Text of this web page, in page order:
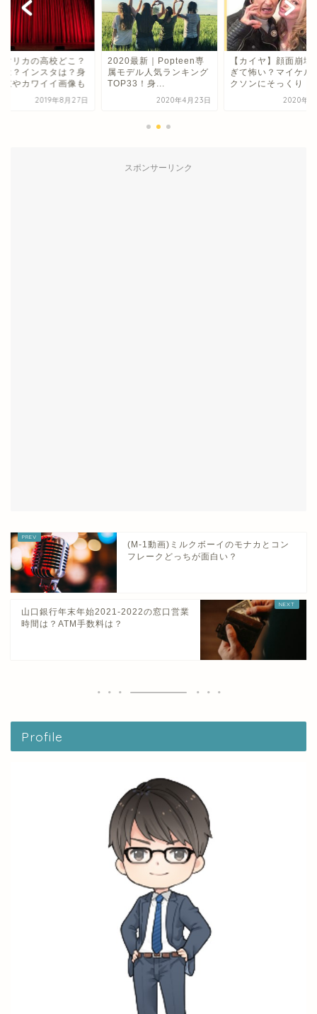
マリカの高校どこ？
は？インスタは？身
重やカワイイ画像も
2019年8月27日
2020最新｜Popteen専
属モデル人気ランキング
TOP33！身...
2020年4月23日
【カイヤ】顔面崩壊
ぎて怖い？マイケル
クソンにそっくり！
2020年2
スポンサーリンク
(M-1動画)ミルクボーイのモナカとコン
フレークどっちが面白い？
山口銀行年末年始2021-2022の窓口営業
時間は？ATM手数料は？
Profile